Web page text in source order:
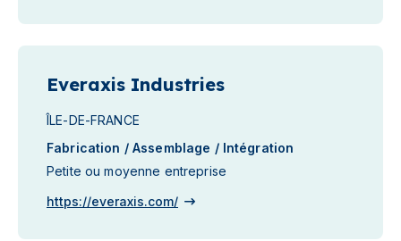
Everaxis Industries
ÎLE-DE-FRANCE
Fabrication / Assemblage / Intégration
Petite ou moyenne entreprise
https://everaxis.com/